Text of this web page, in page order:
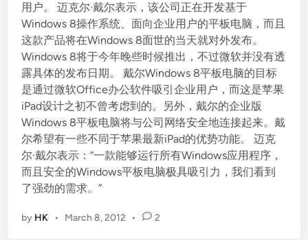
用户。 迈克尔·戴尔表示，该公司正在开发基于
Windows 8操作系统、面向企业用户的平板电脑，而且
这款产品将在Windows 8面世的当天就对外发布。
Windows 8将于今年晚些时候推出，不过微软并没有透
露具体的发布日期。 戴尔Windows 8平板电脑的目标
是通过微软Office办公软件吸引企业用户，而这是苹果
iPad设计之初不曾考虑到的。另外，戴尔的企业版
Windows 8平板电脑将与公司网络安全地连接起来。戴
尔希望有一些不同于苹果最新iPad的优势功能。 迈克
尔·戴尔表示：“一款能够运行所有Windows应用程序，
而且安全的Windows平板电脑极具吸引力，我们看到
了强劲的需求。”
by HK • March 8, 2012 • 2